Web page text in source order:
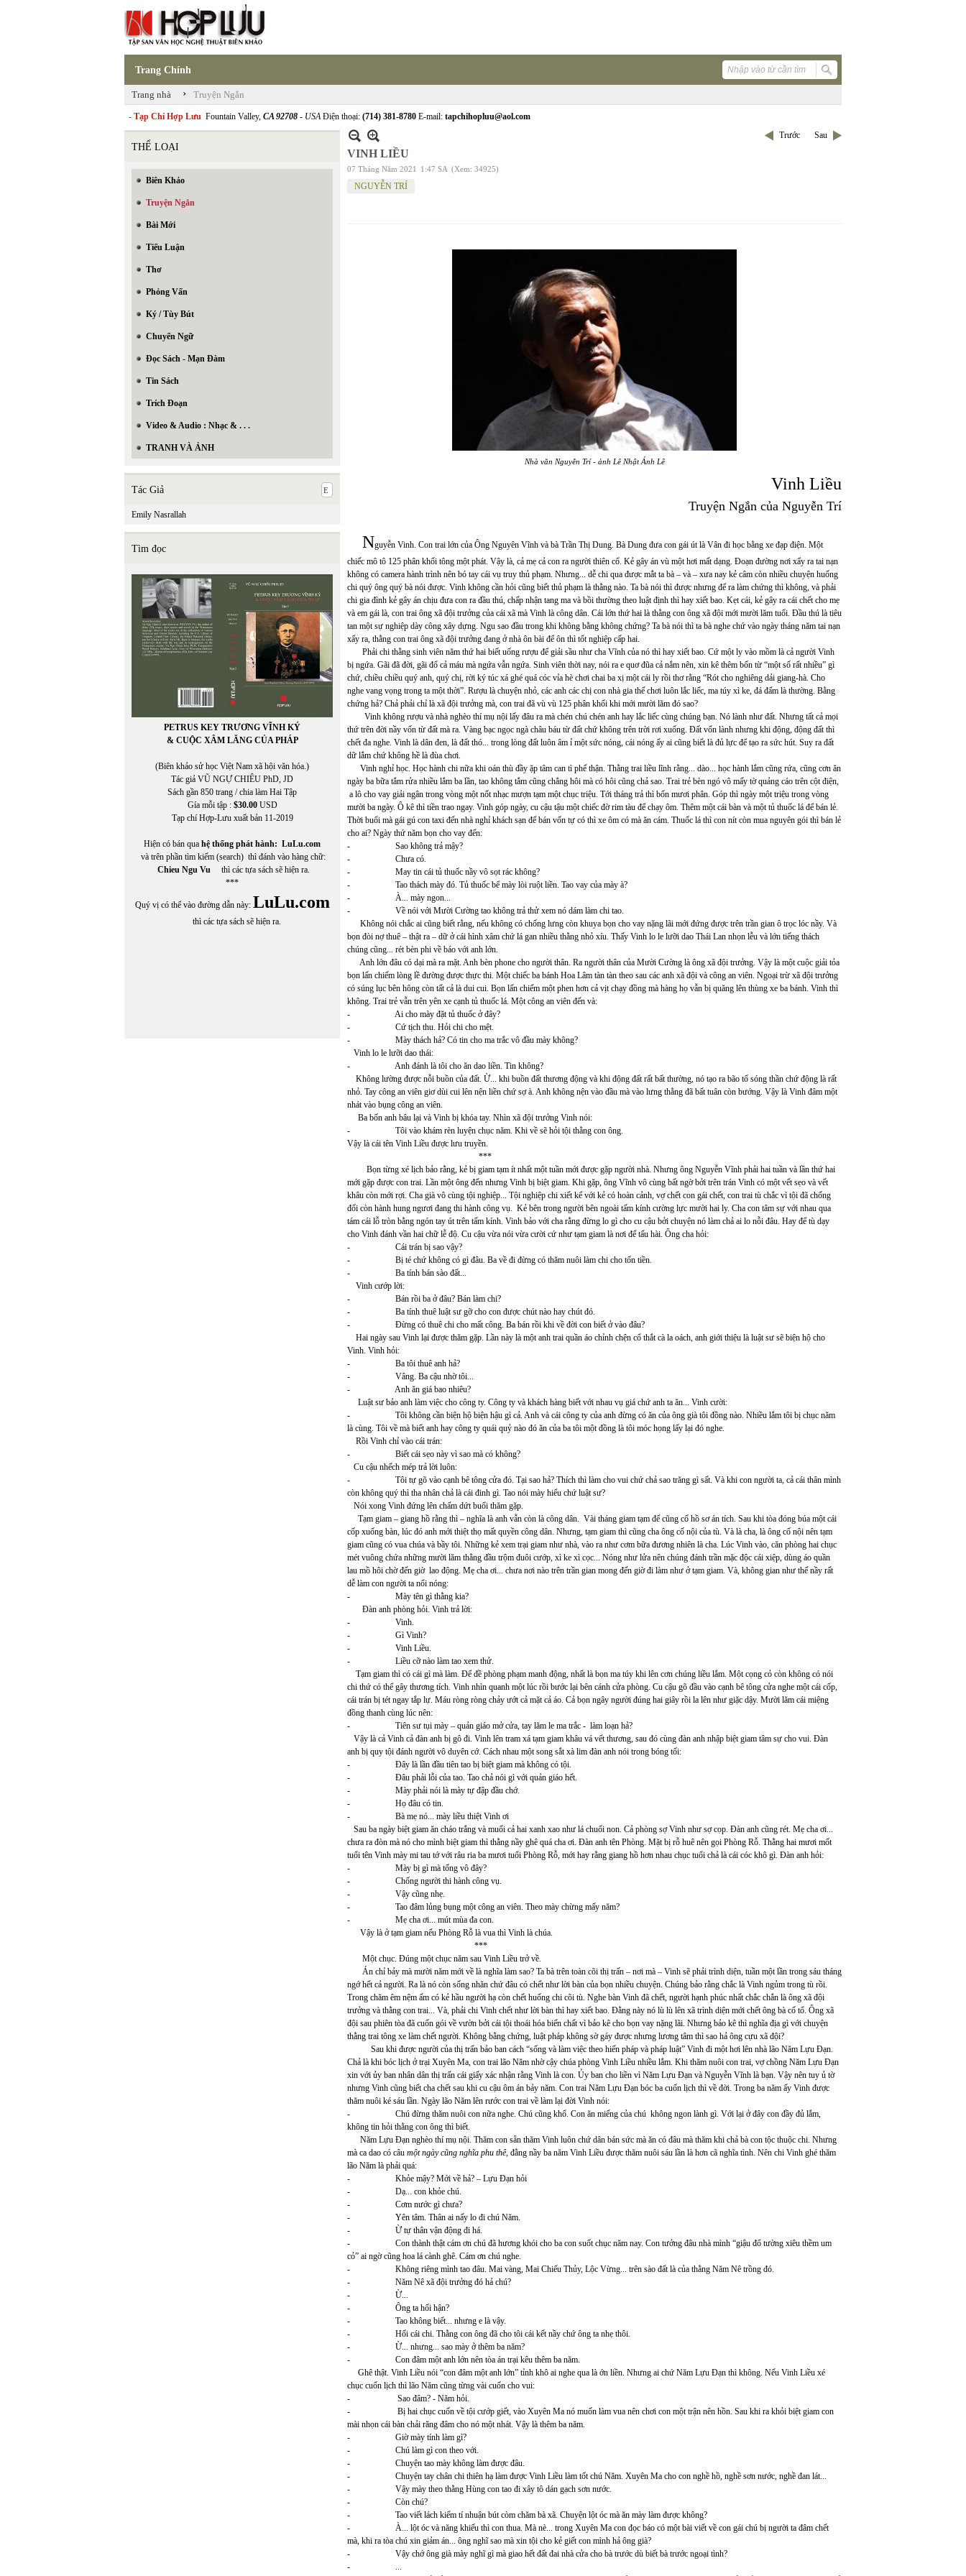
Trang Chính
Trang nhà › Truyện Ngắn
- Tạp Chí Hợp Lưu Fountain Valley, CA 92708 - USAĐiện thoại: (714) 381-8780 E-mail: tapchihopluu@aol.com
THỂ LOẠI
Biên Khảo
Truyện Ngắn
Bài Mới
Tiểu Luận
Thơ
Phỏng Vấn
Ký / Tùy Bút
Chuyển Ngữ
Đọc Sách - Mạn Đàm
Tin Sách
Trích Đoạn
Video & Audio : Nhạc & . . .
TRANH VÀ ẢNH
Tác Giả
Emily Nasrallah
Tìm đọc
PETRUS KEY TRƯƠNG VĨNH KÝ
& CUỘC XÂM LĂNG CỦA PHÁP
(Biên khảo sử học Việt Nam xã hội văn hóa.)
Tác giả VŨ NGỰ CHIÊU PhD, JD
Sách gần 850 trang / chia làm Hai Tập
Gía mỗi tập : $30.00USD
Tạp chí Hợp-Lưu xuất bản 11-2019
Hiện có bán qua hệ thống phát hành: LuLu.com
và trên phần tìm kiếm (search) thì đánh vào hàng chữ:
Chieu Ngu Vu thì các tựa sách sẽ hiện ra.
***
Quý vị có thể vào đường dẫn này: LuLu.com
thì các tựa sách sẽ hiện ra.
Trước Sau
VINH LIỀU
07 Tháng Năm 2021 1:47 SA (Xem: 34925)
NGUYỄN TRÍ
Nhà văn Nguyễn Trí - ảnh Lê Nhật Ánh Lê
Vinh Liều
Truyện Ngắn của Nguyễn Trí
Nguyễn Vinh. Con trai lớn của Ông Nguyên Vĩnh và bà Trần Thị Dung. Bà Dung đưa con gái út là Vân đi học bằng xe đạp điện. Một
chiếc mô tô 125 phân khối tông một phát. Vậy là, cả mẹ cả con ra người thiên cổ. Kẻ gây án vù một hơi mất dạng. Đoạn đường nơi xẩy ra tai nạn
không có camera hành trình nên bó tay cái vụ truy thủ phạm. Nhưng... dễ chi qua được mắt ta bà – và – xưa nay kẻ câm còn nhiều chuyện huống
chi quý ông quý bà nói được. Vinh không cần hỏi cũng biết thủ phạm là thằng nào. Ta bà nói thì được nhưng để ra làm chứng thì không, và phải
chi gia đình kẻ gây án chịu đưa con ra đầu thú, chấp nhận tang ma và bồi thường theo luật định thì hay xiết bao. Kẹt cái, kẻ gây ra cái chết cho mẹ
và em gái là, con trai ông xã đội trưởng của cái xã mà Vinh là công dân. Cái lớn thứ hai là thằng con ông xã đội mới mười lăm tuổi. Đầu thú là tiêu
tan một sự nghiệp dày công xây dựng. Ngu sao đầu trong khi không bằng không chứng? Ta bà nói thì ta bà nghe chứ vào ngày tháng năm tai nạn
xẩy ra, thằng con trai ông xã đội trưởng đang ở nhà ôn bài để ôn thì tốt nghiệp cấp hai.
Phải chi thằng sinh viên năm thứ hai biết uống rượu để giải sầu như cha Vĩnh của nó thì hay xiết bao. Cứ một ly vào mồm là cả người Vinh
bị ngứa. Gãi đã đời, gãi đổ cả máu mà ngứa vẫn ngứa. Sinh viên thời nay, nói ra e quơ đũa cả nắm nên, xin kê thêm bốn từ “một số rất nhiều” gì
chứ, chiều chiều quý anh, quý chị, rời ký túc xá ghé quá cóc vỉa hè chơi chai ba xị một cái ly rồi thơ rằng “Rót cho nghiêng dải giang-hà. Cho
nghe vang vọng trong ta một thời”. Rượu là chuyện nhỏ, các anh các chị con nhà gia thế chơi luôn lắc liếc, ma túy xì ke, đá đấm là thường. Bằng
chứng hả? Chả phải chỉ là xã đội trưởng mà, con trai đã vù vù 125 phân khối khi mới mười lăm đó sao?
Vinh không rượu và nhà nghèo thí mụ nội lấy đâu ra mà chén chú chén anh hay lắc liếc cùng chúng bạn. Nó lành như đất. Nhưng tất cả mọi
thứ trên đời nầy vốn từ đất mà ra. Vàng bạc ngọc ngà châu báu từ đất chứ không trên trời rơi xuống. Đất vốn lành nhưng khi động, động đất thì
chết đa nghe. Vinh là dân đen, là đất thó... trong lòng đất luôn âm ỉ một sức nóng, cái nóng ấy ai cũng biết là đủ lực để tạo ra sức hút. Suy ra đất
dữ lắm chứ không hề là đùa chơi.
Vinh nghỉ học. Học hành chi nữa khi oán thù đầy ặp tâm can tì phế thận. Thằng trai liều lĩnh rằng... dào... học hành lắm cũng rứa, cũng cơn ăn
ngày ba bữa tắm rửa nhiều lắm ba lần, tao không tắm cũng chẳng hôi mà có hôi cũng chả sao. Trai trẻ bèn ngó vô mấy tờ quảng cáo trên cột điện,
a lô cho vay giải ngân trong vòng một nốt nhạc mượn tạm một chục triệu. Tới tháng trả thì bốn mươi phân. Góp thì ngày một triệu trong vòng
mười ba ngày. Ô kê thì tiền trao ngay. Vinh góp ngày, cu cậu tậu một chiếc đờ rim tàu để chạy ôm. Thêm một cái bàn và một tủ thuốc lá để bán lẻ.
Thời buổi mà gái gú con taxi đến nhà nghỉ khách sạn để bán vốn tự có thì xe ôm có mà ăn cám. Thuốc lá thì con nít còn mua nguyên gói thì bán lẻ
cho ai? Ngày thứ năm bọn cho vay đến:
- Sao không trả mậy?
- Chưa có.
- May tin cái tủ thuốc nầy vô sọt rác không?
- Tao thách mày đó. Tủ thuốc bể mày lòi ruột liền. Tao vay của mày à?
- À... mày ngon...
- Về nói với Mười Cường tao không trả thử xem nó dám làm chi tao.
Không nói chắc ai cũng biết rằng, nếu không có chống lưng còn khuya bọn cho vay nặng lãi mới đứng được trên trần gian ô trọc lóc nầy. Và
bọn đòi nợ thuê – thật ra – dữ ở cái hình xâm chứ lá gan nhiều thằng nhỏ xíu. Thấy Vinh lo le lưỡi dao Thái Lan nhọn lễu và lớn tiếng thách
chúng cũng... rét bèn phi về báo với anh lớn.
Anh lớn đâu có dại mà ra mặt. Anh bèn phone cho người thân. Ra người thân của Mười Cường là ông xã đội trưởng. Vậy là một cuộc giải tỏa
bọn lấn chiếm lòng lề đường được thực thi. Một chiếc ba bánh Hoa Lâm tàn tàn theo sau các anh xã đội và công an viên. Ngoại trừ xã đội trưởng
có súng lục bên hông còn tất cả là dui cui. Bọn lấn chiếm một phen hơn cả vịt chạy đồng mà hàng họ vẫn bị quăng lên thùng xe ba bánh. Vinh thì
không. Trai trẻ vẫn trên yên xe cạnh tủ thuốc lá. Một công an viên đến và:
- Ai cho mày đặt tủ thuốc ở đây?
- Cứ tịch thu. Hỏi chi cho mệt.
- Mày thách hả? Có tin cho ma trắc vô đầu mày không?
Vinh lo le lưỡi dao thái:
- Anh đánh là tôi cho ăn dao liền. Tin không?
Không lường được nỗi buồn của đất. Ừ... khi buồn đất thương động và khi động đất rất bất thường, nó tạo ra bão tố sóng thần chứ động là rất
nhỏ. Tay công an viên giơ dùi cui lên nện liền chứ sợ à. Anh không nện vào đầu mà vào lưng thằng đã bất tuân còn bướng. Vậy là Vinh đâm một
nhát vào bụng công an viên.
Ba bốn anh bâu lại và Vinh bị khóa tay. Nhìn xã đội trưởng Vinh nói:
- Tôi vào khám rèn luyện chục năm. Khi về sẽ hỏi tội thằng con ông.
Vậy là cái tên Vinh Liều được lưu truyền.
***
Bọn từng xé lịch bảo rằng, kẻ bị giam tạm ít nhất một tuần mới được gặp người nhà. Nhưng ông Nguyễn Vĩnh phải hai tuần và lần thứ hai
mới gặp được con trai. Lần một ông đến nhưng Vinh bị biệt giam. Khi gặp, ông Vĩnh vô cùng bất ngờ bởi trên trán Vinh có một vết sẹo và vết
khâu còn mới rợi. Cha già vô cùng tội nghiệp... Tội nghiệp chi xiết kể với kẻ có hoàn cảnh, vợ chết con gái chết, con trai tù chắc vì tội đã chống
đối còn hành hung ngươi đang thi hành công vụ. Kẻ bên trong người bên ngoài tấm kính cường lực mười hai ly. Cha con tâm sự với nhau qua
tám cái lỗ tròn bằng ngón tay út trên tấm kính. Vinh bảo với cha rằng đừng lo gì cho cu cậu bởi chuyện nó làm chả ai lo nỗi đâu. Hay để tù dạy
cho Vinh đánh vần hai chữ lễ độ. Cu cậu vừa nói vừa cười cứ như tạm giam là nơi để tấu hài. Ông cha hỏi:
- Cái trán bị sao vậy?
- Bị té chứ không có gì đâu. Ba về đi đừng có thăm nuôi làm chi cho tốn tiền.
- Ba tính bán sào đất...
Vinh cướp lời:
- Bán rồi ba ở đâu? Bán làm chi?
- Ba tính thuê luật sư gỡ cho con được chút nào hay chút đó.
- Đừng có thuê chi cho mất công. Ba bán rồi khi về đời con biết ở vào đâu?
Hai ngày sau Vinh lại được thăm gặp. Lần này là một anh trai quần áo chỉnh chện cổ thắt cà la oách, anh giới thiệu là luật sư sẽ biện hộ cho
Vinh. Vinh hỏi:
- Ba tôi thuê anh hả?
- Vâng. Ba cậu nhờ tôi...
- Anh ăn giá bao nhiêu?
Luật sư bảo anh làm việc cho công ty. Công ty và khách hàng biết với nhau vụ giá chứ anh ta ăn... Vinh cười:
- Tôi không cần biện hộ biện hậu gì cả. Anh và cái công ty của anh đừng có ăn của ông già tôi đồng nào. Nhiều lắm tôi bị chục năm
là cùng. Tôi về mà biết anh hay công ty quái quỷ nào đó ăn của ba tôi một đồng là tôi móc họng lấy lại đó nghe.
Rồi Vinh chỉ vào cái trán:
- Biết cái sẹo này vì sao mà có không?
Cu cậu nhếch mép trả lời luôn:
- Tôi tự gõ vào cạnh bê tông cửa đó. Tại sao hả? Thích thì làm cho vui chứ chả sao trăng gì sất. Và khi con người ta, cả cái thân mình
còn không quý thì tha nhân chả là cái đinh gì. Tao nói mày hiểu chứ luật sư?
Nói xong Vinh đứng lên chấm dứt buổi thăm gặp.
Tạm giam – giang hồ rằng thì – nghĩa là anh vẫn còn là công dân. Vài tháng giam tạm để cũng cố hồ sơ án tích. Sau khi tòa đóng búa một cái
cốp xuống bàn, lúc đó anh mới thiệt thọ mất quyền công dân. Nhưng, tạm giam thì cũng cha ông cố nội của tù. Và là cha, là ông cố nội nên tạm
giam cũng có vua chúa và bầy tôi. Những kẻ xem trại giam như nhà, vào ra như cơm bữa đương nhiên là cha. Lúc Vinh vào, căn phòng hai chục
mét vuông chứa những mười lăm thằng đầu trộm đuôi cướp, xì ke xì cọc... Nóng như lửa nên chúng đánh trần mặc độc cái xiệp, dùng áo quần
lau mồ hôi chờ đến giờ lao động. Mẹ cha ơi... chưa nơi nào trên trần gian mong đến giờ đi làm như ở tạm giam. Và, không gian như thế nầy rất
dễ làm con người ta nổi nóng:
- Mày tên gì thằng kia?
Đàn anh phòng hỏi. Vinh trả lời:
- Vinh.
- Gì Vinh?
- Vinh Liều.
- Liều cỡ nào làm tao xem thử.
Tạm giam thì có cái gì mà làm. Để đề phòng phạm manh động, nhất là bọn ma túy khi lên cơn chúng liều lắm. Một cọng cỏ còn không có nói
chi thứ có thể gây thương tích. Vinh nhìn quanh một lúc rồi bước lại bên cánh cửa phòng. Cu cậu gõ đầu vào cạnh bê tông cửa nghe một cái cốp,
cái trán bị tét ngay tắp lự. Máu ròng ròng chảy ướt cả mặt cả áo. Cả bọn ngây người đúng hai giây rồi la lên như giặc dậy. Mười lăm cái miệng
đồng thanh cùng lúc nên:
- Tiên sư tụi mày – quản giáo mở cửa, tay lăm le ma trắc - làm loạn hả?
Vậy là cả Vinh cả đàn anh bị gô đi. Vinh lên tram xá tạm giam khâu vá vết thương, sau đó cùng đàn anh nhập biệt giam tâm sự cho vui. Đàn
anh bị quy tội đánh người vô duyên cớ. Cách nhau một song sắt xà lim đàn anh nói trong bóng tối:
- Đây là lần đầu tiên tao bị biệt giam mà không có tội.
- Đâu phải lỗi của tao. Tao chả nói gì với quản giáo hết.
- Mày phải nói là mày tự đập đầu chớ.
- Họ đâu có tin.
- Bà mẹ nó... mày liều thiệt Vinh ơi
Sau ba ngày biệt giam ăn cháo trắng và muối cả hai xanh xao như lá chuối non. Cả phòng sợ Vinh như sợ cọp. Đàn anh cũng rét. Mẹ cha ơi...
chưa ra đòn mà nó cho mình biệt giam thì thằng nầy ghê quá cha ơi. Đàn anh tên Phòng. Mặt bị rỗ huê nên gọi Phòng Rỗ. Thằng hai mươi mốt
tuổi tên Vinh mày mi tau tớ với râu ria ba mươi tuổi Phòng Rỗ, mới hay rằng giang hồ hơn nhau chục tuổi chả là cái cóc khô gì. Đàn anh hỏi:
- Mày bị gì mà tống vô đây?
- Chống người thi hành công vụ.
- Vậy cũng nhẹ.
- Tao đâm lủng bụng một công an viên. Theo mày chừng mấy năm?
- Mẹ cha ơi... mút mùa đa con.
Vậy là ở tạm giam nếu Phòng Rỗ là vua thì Vinh là chúa.
***
Một chục. Đúng một chục năm sau Vinh Liều trở về.
Án chỉ bảy mà mười năm mới về là nghĩa làm sao? Ta bà trên toàn cõi thị trấn – nơi mà – Vinh sẽ phải trình diện, tuần một lần trong sáu tháng
ngớ hết cả người. Ra là nó còn sống nhăn chứ đâu có chết như lời bàn của bọn nhiều chuyện. Chúng bảo rằng chắc là Vinh ngủm trong tù rồi.
Trong chăm êm nệm ấm có kẻ hầu người hạ còn chết huống chi cõi tù. Nghe bàn Vinh đã chết, người hạnh phúc nhất chắc chắn là ông xã đội
trưởng và thằng con trai... Và, phải chi Vinh chết như lời bàn thì hay xiết bao. Đằng này nó lù lù lên xã trình diện mới chết ông bà cố tổ. Ông xã
đội sau phiên tòa đã cuốn gói về vườn bởi cái tội thoái hóa biến chất vì bảo kê cho bọn vay nặng lãi. Nhưng bảo kê thì nghĩa địa gì với chuyện
thằng trai tông xe làm chết người. Không bằng chứng, luật pháp không sờ gáy được nhưng lương tâm thì sao hả ông cựu xã đội?
Sau khi được người của thị trấn bảo ban cách “sống và làm việc theo hiến pháp và pháp luật” Vinh đi một hơi lên nhà lão Năm Lựu Đạn.
Chả là khi bóc lịch ở trại Xuyên Ma, con trai lão Năm nhờ cậy chúa phòng Vinh Liều nhiều lắm. Khi thăm nuôi con trai, vợ chồng Năm Lựu Đạn
xin với ủy ban nhân dân thị trấn cái giấy xác nhận rằng Vinh là con. Ủy ban cho liền vì Năm Lựu Đạn và Nguyễn Vĩnh là bạn. Vậy nên tuy ủ tờ
nhưng Vinh cũng biết cha chết sau khi cu cậu ôm án bảy năm. Con trai Năm Lựu Đạn bóc ba cuốn lịch thì về đời. Trong ba năm ấy Vinh được
thăm nuôi ké sáu lần. Ngày lão Năm lên rước con trai về làm lại đời Vinh nói:
- Chú đừng thăm nuôi con nữa nghe. Chú cũng khổ. Con ăn miếng của chú không ngon lành gì. Với lại ở đây con đầy đủ lắm,
không tin hỏi thằng con ông thì biết.
Năm Lựu Đạn nghèo thí mụ nội. Thăm con sẵn thăm Vinh luôn chứ dân bán sức mà ăn có đâu mà thăm khi chả bà con tộc thuộc chi. Nhưng
mà ca dao có câu một ngày cũng nghĩa phu thê, đằng nầy ba năm Vinh Liều được thăm nuôi sáu lần là hơn cã nghĩa tình. Nên chi Vinh ghé thăm
lão Năm là phải quá:
- Khỏe mậy? Mới về hả? – Lựu Đạn hỏi
- Dạ... con khỏe chú.
- Cơm nước gì chưa?
- Yên tâm. Thân ai nấy lo đi chú Năm.
- Ừ tự thân vận động đi há.
- Con thành thật cám ơn chú đã hương khói cho ba con suốt chục năm nay. Con tưởng đâu nhà mình “giậu đổ tường xiêu thềm um
cỏ” ai ngờ cũng hoa lá cành ghê. Cám ơn chú nghe.
- Không riêng mình tao đâu. Mai vàng, Mai Chiếu Thủy, Lộc Vừng... trên sào đất là của thằng Năm Nê trồng đó.
- Năm Nê xã đội trưởng đó hả chú?
- Ừ...
- Ông ta hối hận?
- Tao không biết... nhưng e là vậy.
- Hối cái chi. Thằng con ông đã cho tôi cái kết nầy chứ ông ta nhẹ thôi.
- Ừ... nhưng... sao mày ở thêm ba năm?
- Con đâm một anh lớn nên tòa án trại kêu thêm ba năm.
Ghê thật. Vinh Liều nói “con đâm một anh lớn” tỉnh khô ai nghe qua là ớn liền. Nhưng ai chứ Năm Lựu Đạn thì không. Nếu Vinh Liều xé
chục cuốn lịch thì lão Năm cũng từng vài cuốn cho vui:
- Sao đâm? - Năm hỏi.
- Bị hai chục cuốn về tội cướp giết, vào Xuyên Ma nó muốn làm vua nên chơi con một trận nên hồn. Sau khi ra khỏi biệt giam con
mài nhọn cái bàn chải răng đâm cho nó một nhát. Vậy là thêm ba năm.
- Giờ mày tính làm gì?
- Chú làm gì con theo với.
- Chuyện tao mày không làm được đâu.
- Chuyện tay chân chi thiên hạ làm được Vinh Liều làm tốt chú Năm. Xuyên Ma cho con nghề hồ, nghề sơn nước, nghề đan lát...
- Vậy mày theo thằng Hùng con tao đi xây tô dán gạch sơn nước.
- Còn chú?
- Tao viết lách kiếm tí nhuận bút còm chăm bà xã. Chuyện lột óc mà ăn mày làm được không?
- À... lột óc và năng khiếu thì con thua. Mà nè... trong Xuyên Ma con đọc báo có một bài viết về con gái chú bị người ta đâm chết
mà, khi ra tòa chú xin giảm án... ông nghĩ sao mà xin tội cho kẻ giết con mình hả ông già?
- Vậy chớ ông già mày nghĩ gì mà giao hết đất đai nhà cửa cho bà trước dù biết bà trước ngoại tình?
- ...